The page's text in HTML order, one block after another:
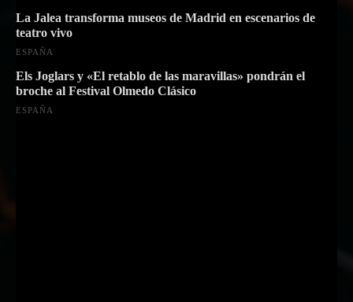
La Jalea transforma museos de Madrid en escenarios de
teatro vivo
ESPAÑA
Els Joglars y «El retablo de las maravillas» pondrán el
broche al Festival Olmedo Clásico
ESPAÑA